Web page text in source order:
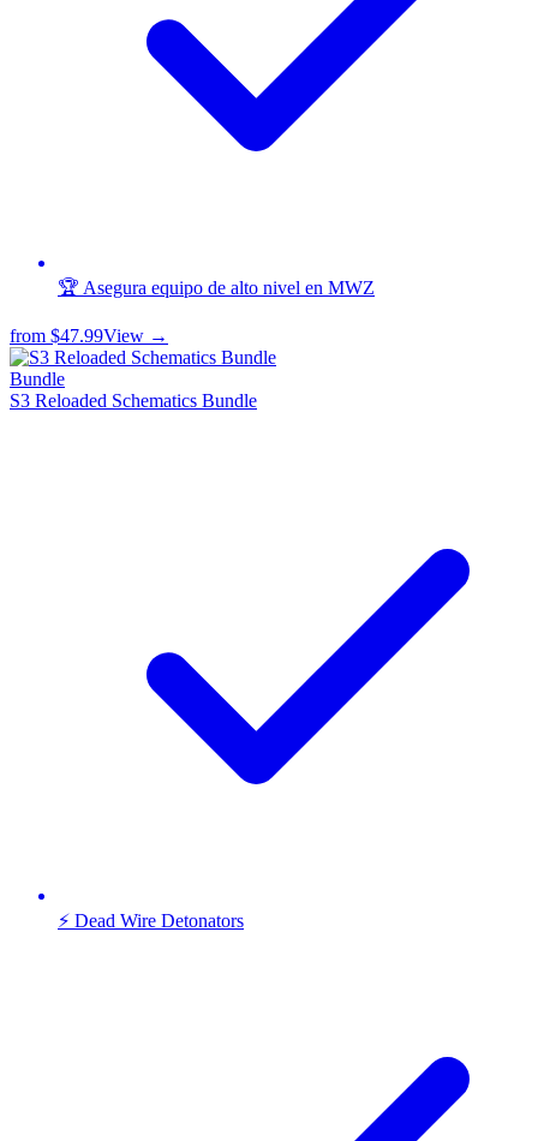
🏆 Asegura equipo de alto nivel en MWZ
from $47.99View →
Bundle
S3 Reloaded Schematics Bundle
⚡ Dead Wire Detonators